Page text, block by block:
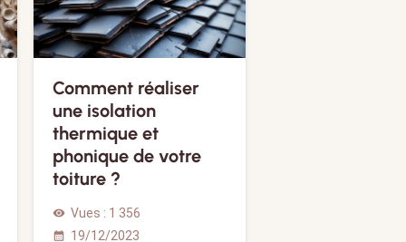
Comment réaliser
une isolation
thermique et
phonique de votre
toiture ?
visibility Vues : 1 356
calendar_month 19/12/2023